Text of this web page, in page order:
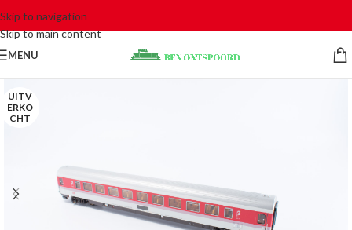
Skip to navigation
Skip to main content
MENU
UITV
ERKO
CHT